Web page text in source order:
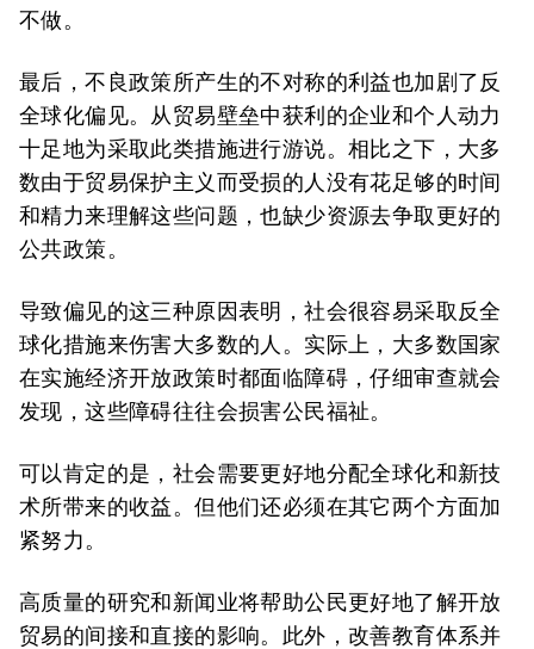
不做。
最后，不良政策所产生的不对称的利益也加剧了反
全球化偏见。从贸易壁垒中获利的企业和个人动力
十足地为采取此类措施进行游说。相比之下，大多
数由于贸易保护主义而受损的人没有花足够的时间
和精力来理解这些问题，也缺少资源去争取更好的
公共政策。
导致偏见的这三种原因表明，社会很容易采取反全
球化措施来伤害大多数的人。实际上，大多数国家
在实施经济开放政策时都面临障碍，仔细审查就会
发现，这些障碍往往会损害公民福祉。
可以肯定的是，社会需要更好地分配全球化和新技
术所带来的收益。但他们还必须在其它两个方面加
紧努力。
高质量的研究和新闻业将帮助公民更好地了解开放
贸易的间接和直接的影响。此外，改善教育体系并